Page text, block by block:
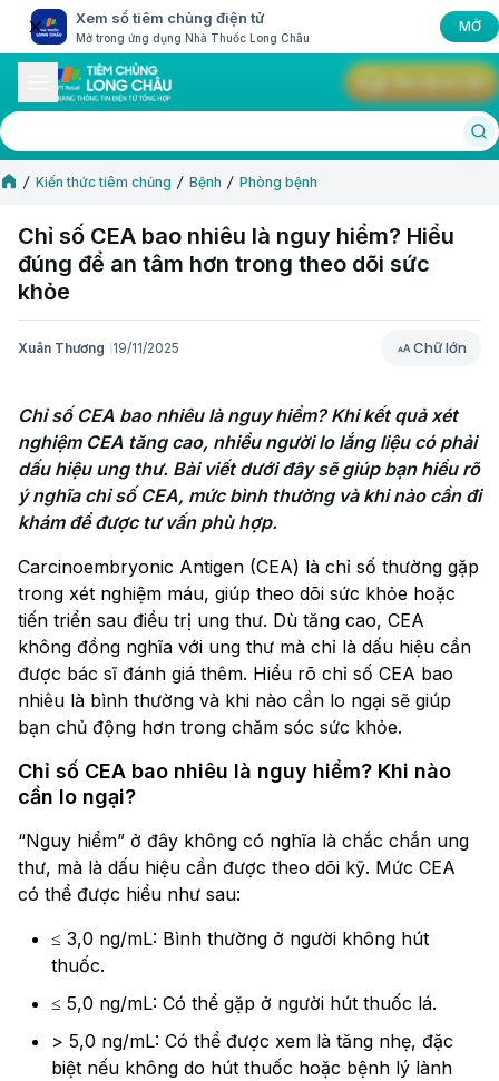
Xem sổ tiêm chủng điện tử
Mở trong ứng dụng Nhà Thuốc Long Châu
MỞ
Kiến thức tiêm chủng Bệnh Phòng bệnh
Chỉ số CEA bao nhiêu là nguy hiểm? Hiểu
đúng để an tâm hơn trong theo dõi sức
khỏe
Xuân Thương 19/11/2025 Chữ lớn
Chữ lớn
Chỉ số CEA bao nhiêu là nguy hiểm? Khi kết quả xét
nghiệm CEA tăng cao, nhiều người lo lắng liệu có phải
dấu hiệu ung thư. Bài viết dưới đây sẽ giúp bạn hiểu rõ
ý nghĩa chỉ số CEA, mức bình thường và khi nào cần đi
khám để được tư vấn phù hợp.
Carcinoembryonic Antigen (CEA) là chỉ số thường gặp
trong xét nghiệm máu, giúp theo dõi sức khỏe hoặc
tiến triển sau điều trị ung thư. Dù tăng cao, CEA
không đồng nghĩa với ung thư mà chỉ là dấu hiệu cần
được bác sĩ đánh giá thêm. Hiểu rõ chỉ số CEA bao
nhiêu là bình thường và khi nào cần lo ngại sẽ giúp
bạn chủ động hơn trong chăm sóc sức khỏe.
Chỉ số CEA bao nhiêu là nguy hiểm? Khi nào
cần lo ngại?
“Nguy hiểm” ở đây không có nghĩa là chắc chắn ung
thư, mà là dấu hiệu cần được theo dõi kỹ. Mức CEA
có thể được hiểu như sau:
≤ 3,0 ng/mL: Bình thường ở người không hút
thuốc.
≤ 5,0 ng/mL: Có thể gặp ở người hút thuốc lá.
> 5,0 ng/mL: Có thể được xem là tăng nhẹ, đặc
biệt nếu không do hút thuốc hoặc bệnh lý lành